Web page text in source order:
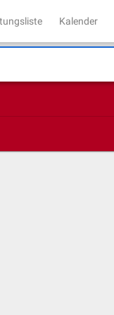
Kalender